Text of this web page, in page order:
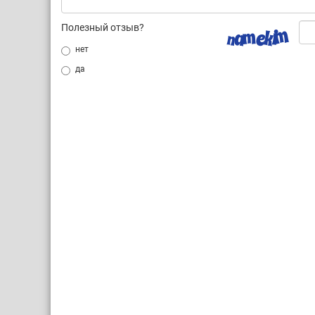
Полезный отзыв?
нет
да